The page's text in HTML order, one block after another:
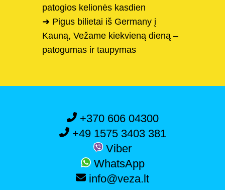
patogios kelionės kasdien
➜ Pigus bilietai iš Germany į
Kauną, Vežame kiekvieną dieną –
patogumas ir taupymas
+370 606 04300
+49 1575 3403 381
Viber
WhatsApp
info@veza.lt